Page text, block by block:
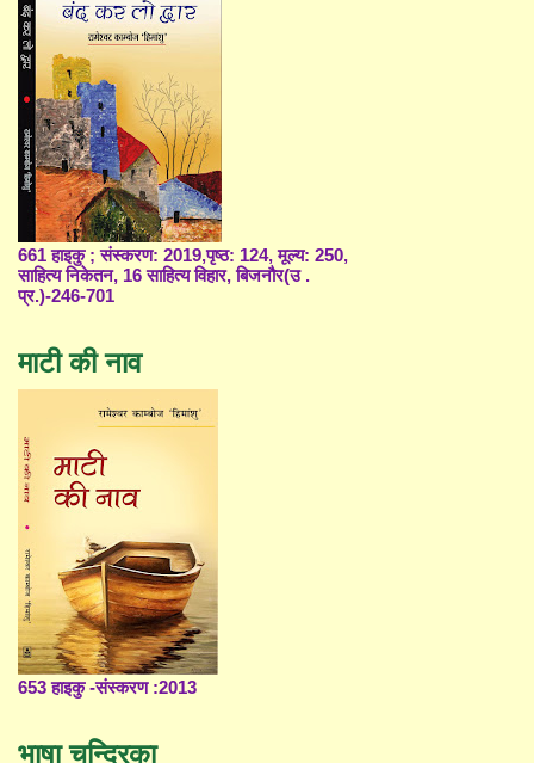
661 हाइकु ; संस्करण: 2019,पृष्ठ: 124, मूल्य: 250,
साहित्य निकेतन, 16 साहित्य विहार, बिजनौर(उ .
प्र.)-246-701
माटी की नाव
653 हाइकु -संस्करण :2013
भाषा चन्द्रिका